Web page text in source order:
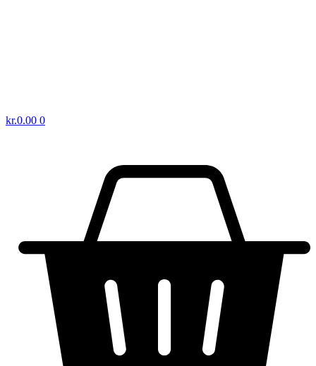
kr.0.00 0